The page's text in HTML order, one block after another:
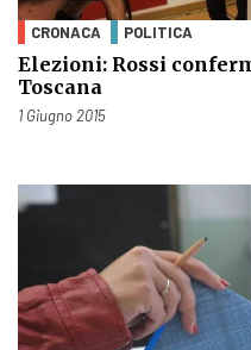
CRONACA POLITICA
Elezioni: Rossi
Toscana
Pubblicato il
1 Giugno 2015